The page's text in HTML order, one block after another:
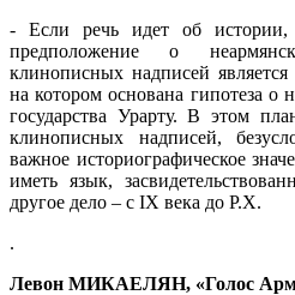
- Если речь идет об истории,
предположение о
клинописных надписей
на котором основана гипотеза о
государства Урарту. В этом
клинописных надписей,
важное историографическое
иметь язык,
другое дело – с IX века до Р.Х.
.
Левон МИКАЕЛЯН, «Голос